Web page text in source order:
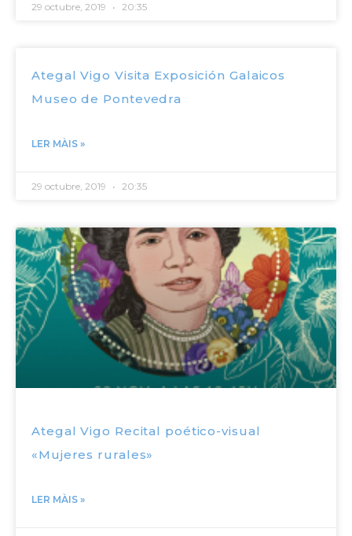
29 octubre, 2019 20:35
Ategal Vigo Visita Exposición Galaicos
Museo de Pontevedra
LER MÀIS »
29 octubre, 2019 20:35
Ategal Vigo Recital poético-visual
«Mujeres rurales»
LER MÀIS »